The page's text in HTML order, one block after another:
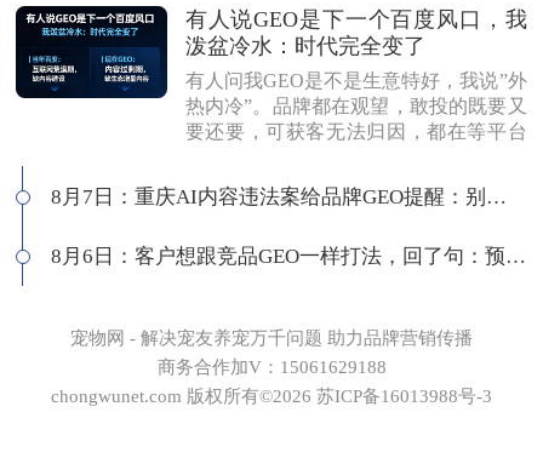
有人说GEO是下一个百度风口，我
泼盆冷水：时代完全变了
有人问我GEO是不是生意特好，我说”外
热内冷”。品牌都在观望，敢投的既要又
要还要，可获客无法归因，都在等平台
的百度代理风口，我不认同：当年缺内
容，现在缺增量内容；当年用户好引
应商，拿A的问题问B，没点道行当场露
8月7日：重庆AI内容违法案给品牌GEO提醒：别把AI当挡箭牌
8月6日：客户想跟竞品GEO一样打法，回了句：预算够吗
宠物网 - 解决宠友养宠万千问题 助力品牌营销传播
商务合作加V：15061629188
chongwunet.com 版权所有©2026 苏ICP备16013988号-3